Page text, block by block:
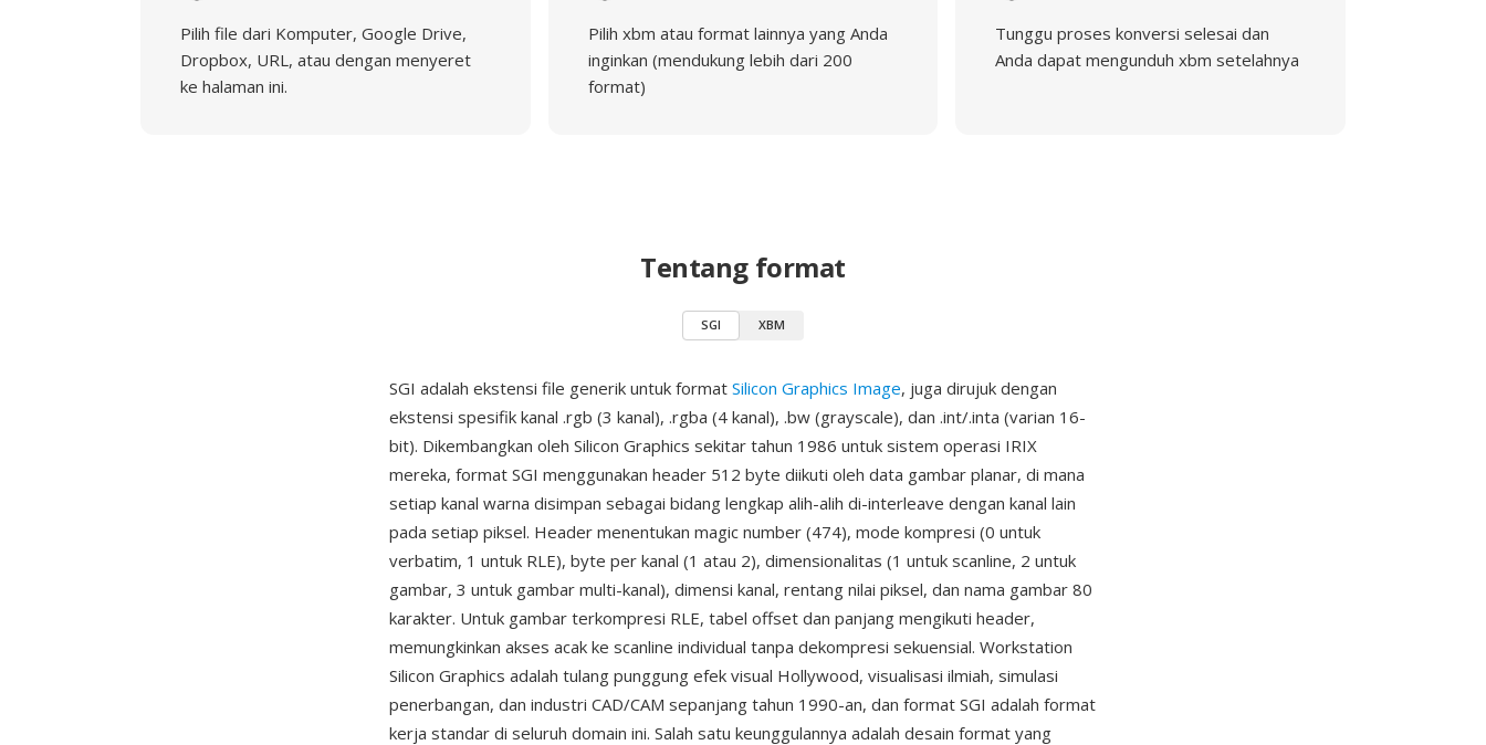
Pilih file dari Komputer, Google Drive,
Dropbox, URL, atau dengan menyeret
ke halaman ini.
Pilih xbm atau format lainnya yang Anda
inginkan (mendukung lebih dari 200
format)
Tunggu proses konversi selesai dan
Anda dapat mengunduh xbm setelahnya
Tentang format
SGI XBM
SGI adalah ekstensi file generik untuk format Silicon Graphics Image, juga dirujuk dengan
ekstensi spesifik kanal .rgb (3 kanal), .rgba (4 kanal), .bw (grayscale), dan .int/.inta (varian 16-
bit). Dikembangkan oleh Silicon Graphics sekitar tahun 1986 untuk sistem operasi IRIX
mereka, format SGI menggunakan header 512 byte diikuti oleh data gambar planar, di mana
setiap kanal warna disimpan sebagai bidang lengkap alih-alih di-interleave dengan kanal lain
pada setiap piksel. Header menentukan magic number (474), mode kompresi (0 untuk
verbatim, 1 untuk RLE), byte per kanal (1 atau 2), dimensionalitas (1 untuk scanline, 2 untuk
gambar, 3 untuk gambar multi-kanal), dimensi kanal, rentang nilai piksel, dan nama gambar 80
karakter. Untuk gambar terkompresi RLE, tabel offset dan panjang mengikuti header,
memungkinkan akses acak ke scanline individual tanpa dekompresi sekuensial. Workstation
Silicon Graphics adalah tulang punggung efek visual Hollywood, visualisasi ilmiah, simulasi
penerbangan, dan industri CAD/CAM sepanjang tahun 1990-an, dan format SGI adalah format
kerja standar di seluruh domain ini. Salah satu keunggulannya adalah desain format yang